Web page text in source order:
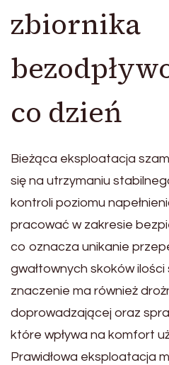
zbiornika
co dzień
Bieżąca eksploatacja
się na utrzymaniu
kontroli poziomu
pracować w zakresie
co oznacza unikanie
gwałtownych skoków ilości
znaczenie ma również
doprowadzającej oraz
które wpływa na komfort
Prawidłowa eksploatacja